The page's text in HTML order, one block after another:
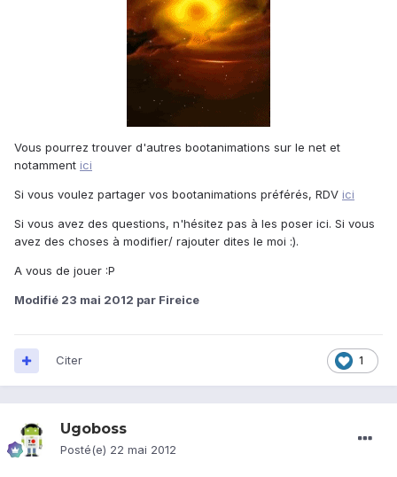
Vous pourrez trouver d'autres bootanimations sur le net et
notamment ici
Si vous voulez partager vos bootanimations préférés, RDV ici
Si vous avez des questions, n'hésitez pas à les poser ici. Si vous
avez des choses à modifier/ rajouter dites le moi :).
A vous de jouer :P
Modifié 23 mai 2012 par Fireice
1
Citer
Ugoboss
Posté(e) 22 mai 2012